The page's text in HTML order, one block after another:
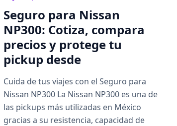
Seguro para Nissan
NP300: Cotiza, compara
precios y protege tu
pickup desde
Cuida de tus viajes con el Seguro para
Nissan NP300 La Nissan NP300 es una de
las pickups más utilizadas en México
gracias a su resistencia, capacidad de